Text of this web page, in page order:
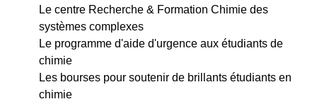
Le centre Recherche & Formation Chimie des
systèmes complexes
Le programme d'aide d'urgence aux étudiants de
chimie
Les bourses pour soutenir de brillants étudiants en
chimie